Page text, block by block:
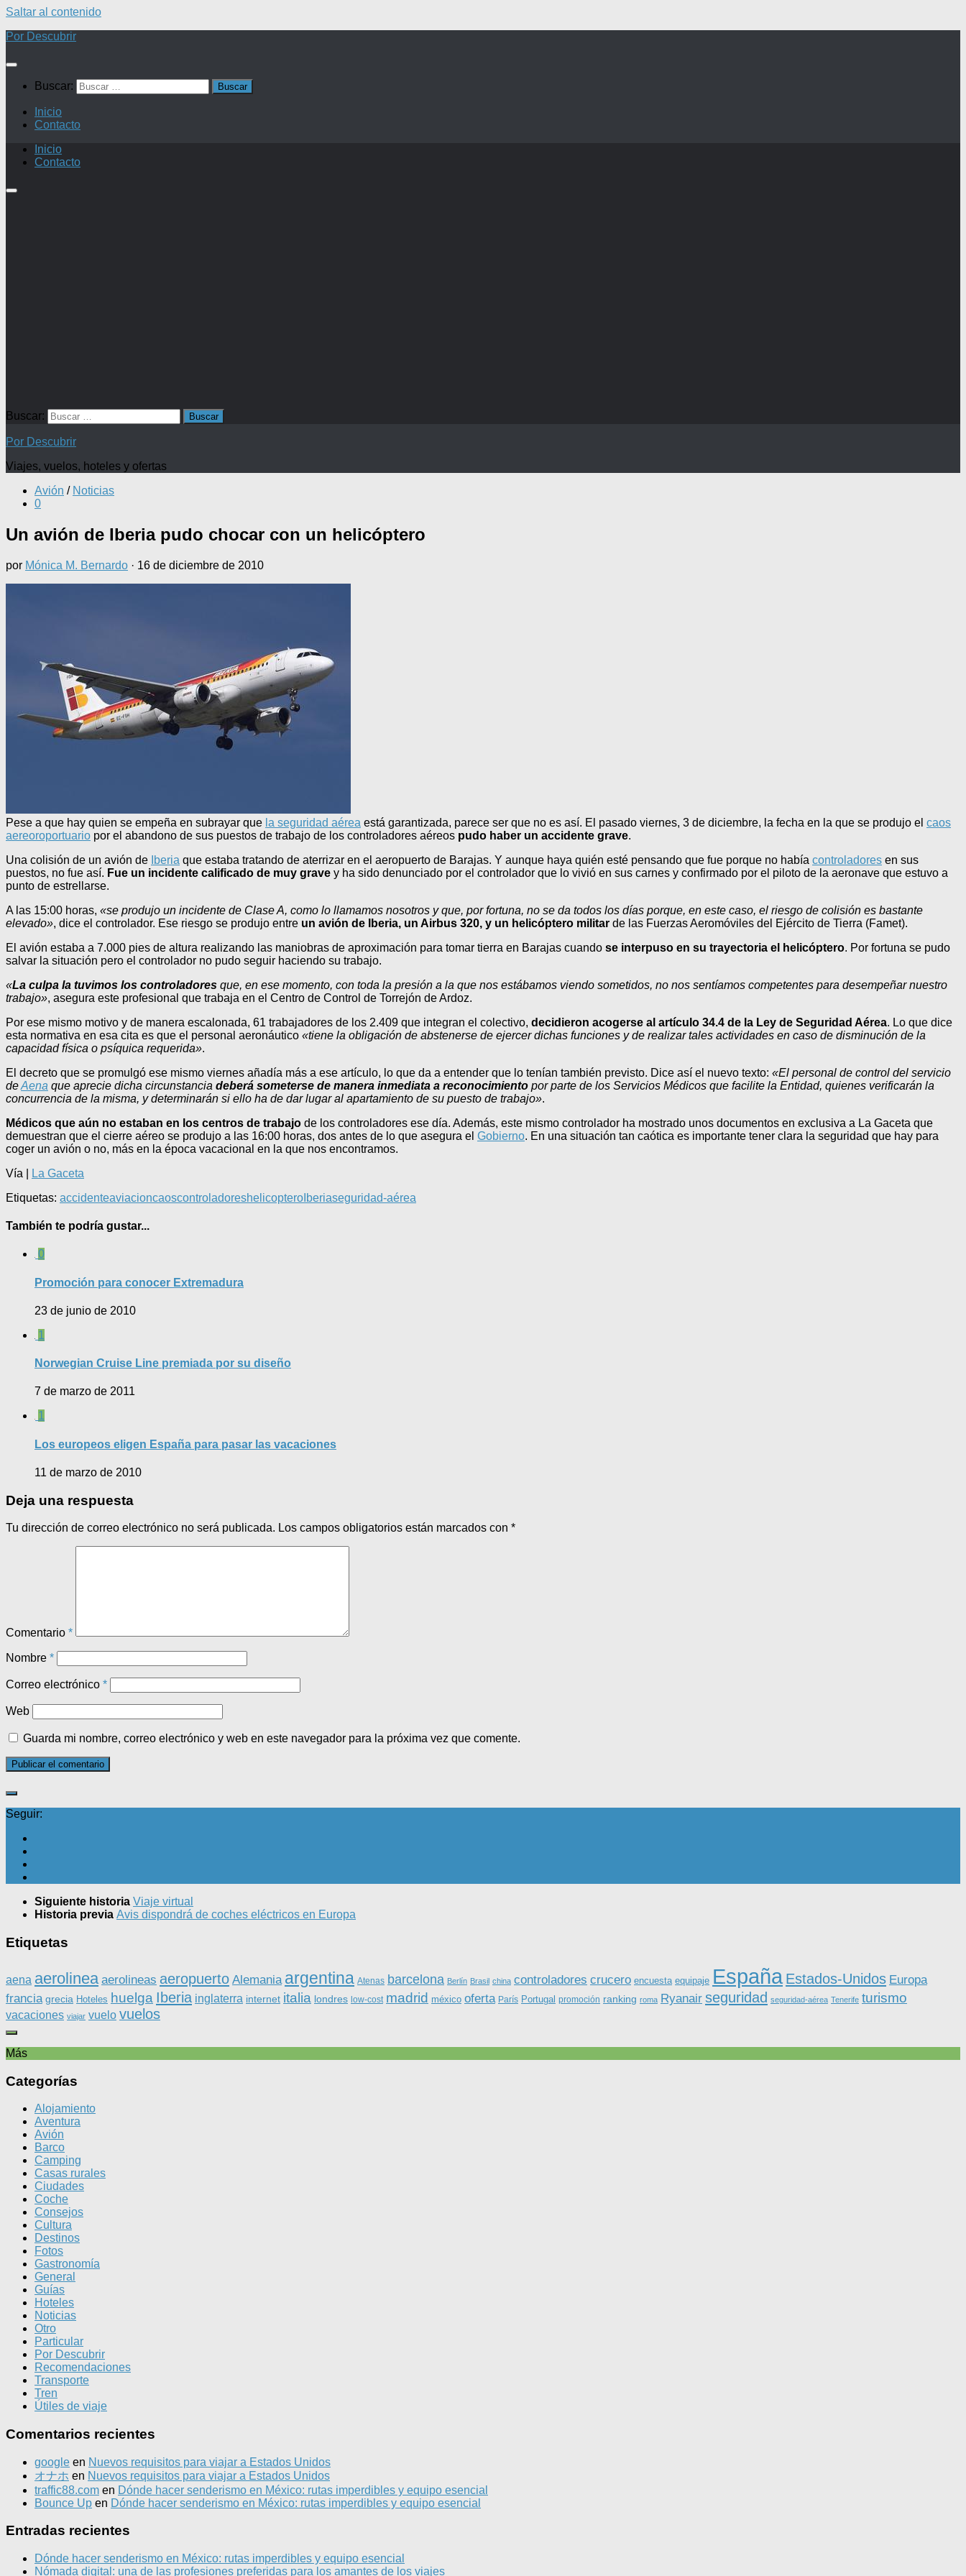
Saltar al contenido
Por Descubrir
Buscar:
Inicio
Contacto
Inicio
Contacto
Buscar:
Por Descubrir
Viajes, vuelos, hoteles y ofertas
Avión / Noticias
0
Un avión de Iberia pudo chocar con un helicóptero
por Mónica M. Bernardo · 16 de diciembre de 2010
Pese a que hay quien se empeña en subrayar que la seguridad aérea está garantizada, parece ser que no es así. El pasado viernes, 3 de diciembre, la fecha en la que se produjo el caos
aereoroportuario por el abandono de sus puestos de trabajo de los controladores aéreos pudo haber un accidente grave.
Una colisión de un avión de Iberia que estaba tratando de aterrizar en el aeropuerto de Barajas. Y aunque haya quién esté pensando que fue porque no había controladores en sus
puestos, no fue así. Fue un incidente calificado de muy grave y ha sido denunciado por el controlador que lo vivió en sus carnes y confirmado por el piloto de la aeronave que estuvo a
punto de estrellarse.
A las 15:00 horas, «se produjo un incidente de Clase A, como lo llamamos nosotros y que, por fortuna, no se da todos los días porque, en este caso, el riesgo de colisión es bastante
elevado», dice el controlador. Ese riesgo se produjo entre un avión de Iberia, un Airbus 320, y un helicóptero militar de las Fuerzas Aeromóviles del Ejército de Tierra (Famet).
El avión estaba a 7.000 pies de altura realizando las maniobras de aproximación para tomar tierra en Barajas cuando se interpuso en su trayectoria el helicóptero. Por fortuna se pudo
salvar la situación pero el controlador no pudo seguir haciendo su trabajo.
«La culpa la tuvimos los controladores que, en ese momento, con toda la presión a la que nos estábamos viendo sometidos, no nos sentíamos competentes para desempeñar nuestro
trabajo», asegura este profesional que trabaja en el Centro de Control de Torrejón de Ardoz.
Por ese mismo motivo y de manera escalonada, 61 trabajadores de los 2.409 que integran el colectivo, decidieron acogerse al artículo 34.4 de la Ley de Seguridad Aérea. Lo que dice
esta normativa en esa cita es que el personal aeronáutico «tiene la obligación de abstenerse de ejercer dichas funciones y de realizar tales actividades en caso de disminución de la
capacidad física o psíquica requerida».
El decreto que se promulgó ese mismo viernes añadía más a ese artículo, lo que da a entender que lo tenían también previsto. Dice así el nuevo texto: «El personal de control del servicio
deAena que aprecie dicha circunstancia deberá someterse de manera inmediata a reconocimiento por parte de los Servicios Médicos que facilite la Entidad, quienes verificarán la
concurrencia de la misma, y determinarán si ello ha de dar lugar al apartamiento de su puesto de trabajo».
Médicos que aún no estaban en los centros de trabajo de los controladores ese día. Además, este mismo controlador ha mostrado unos documentos en exclusiva a La Gaceta que
demuestran que el cierre aéreo se produjo a las 16:00 horas, dos antes de lo que asegura el Gobierno. En una situación tan caótica es importante tener clara la seguridad que hay para
coger un avión o no, más en la época vacacional en la que nos encontramos.
Vía |
La Gaceta
Etiquetas: accidenteaviacioncaoscontroladoreshelicoptero Iberiaseguridad-aérea
También te podría gustar...
0
Promoción para conocer Extremadura
23 de junio de 2010
1
Norwegian Cruise Line premiada por su diseño
7 de marzo de 2011
1
Los europeos eligen España para pasar las vacaciones
11 de marzo de 2010
Deja una respuesta
Tu dirección de correo electrónico no será publicada. Los campos obligatorios están marcados con *
Comentario *
Nombre *
Correo electrónico *
Web
Guarda mi nombre, correo electrónico y web en este navegador para la próxima vez que comente.
Seguir:
Siguiente historia Viaje virtual
Historia previa Avis dispondrá de coches eléctricos en Europa
Etiquetas
aena aerolinea aerolineas aeropuerto Alemania argentina Atenas barcelona Berlín Brasil china controladores crucero encuesta equipaje España Estados-Unidos Europa
francia grecia Hoteles huelga Iberia inglaterra internet italia londres low-cost madrid méxico oferta París Portugal promoción ranking roma Ryanair seguridad seguridad-aérea Tenerife turismo
vacaciones viajar vuelo vuelos
Más
Categorías
Alojamiento
Aventura
Avión
Barco
Camping
Casas rurales
Ciudades
Coche
Consejos
Cultura
Destinos
Fotos
Gastronomía
General
Guías
Hoteles
Noticias
Otro
Particular
Por Descubrir
Recomendaciones
Transporte
Tren
Útiles de viaje
Comentarios recientes
google en Nuevos requisitos para viajar a Estados Unidos
オナホ en Nuevos requisitos para viajar a Estados Unidos
traffic88.com en Dónde hacer senderismo en México: rutas imperdibles y equipo esencial
Bounce Up en Dónde hacer senderismo en México: rutas imperdibles y equipo esencial
Entradas recientes
Dónde hacer senderismo en México: rutas imperdibles y equipo esencial
Nómada digital: una de las profesiones preferidas para los amantes de los viajes